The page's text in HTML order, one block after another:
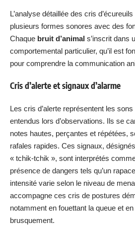
L’analyse détaillée des cris
plusieurs formes sonores avec des
Chaque bruit d’animal s’inscrit dans
comportemental particulier, qu’il est
pour comprendre la communication
Cris d’alerte et signaux d’alarme
Les cris d’alerte représentent les
entendus lors d’observations. Ils se
notes hautes, perçantes et répétées,
rafales rapides. Ces signaux,
« tchik-tchik », sont interprétés
présence de dangers tels qu’un
intensité varie selon le niveau de
accompagne ces cris de postures
notamment en fouettant la queue et
brusquement.